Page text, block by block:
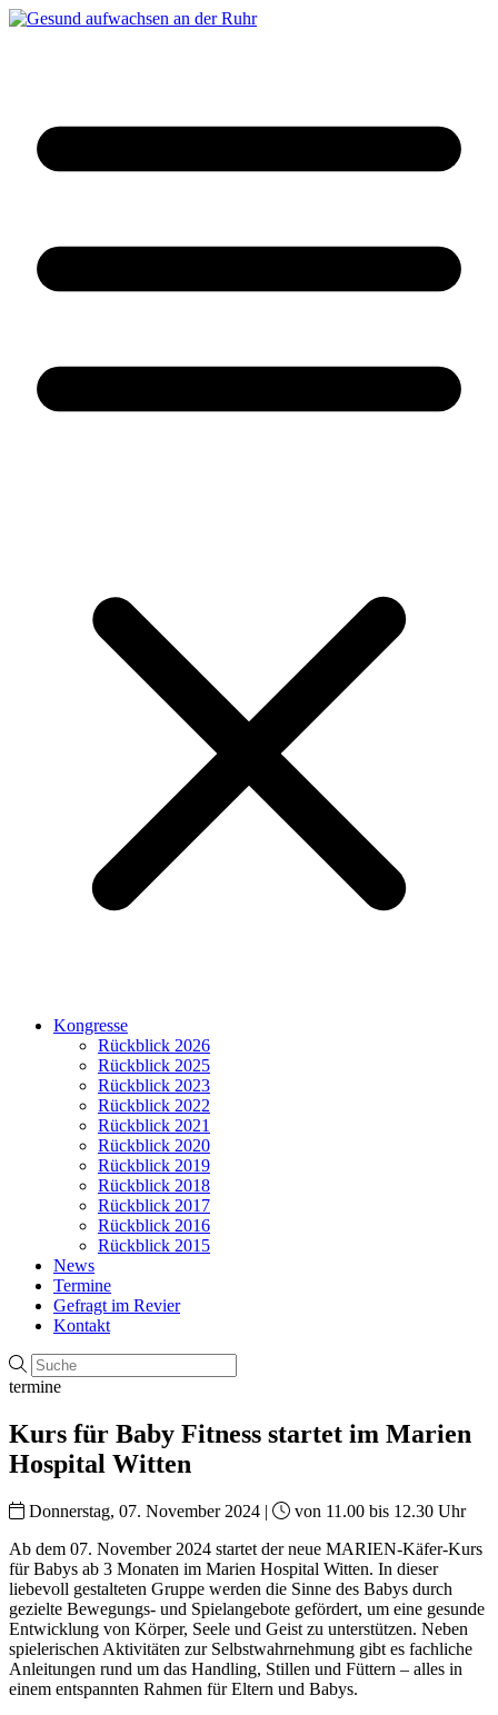
Kongresse
Rückblick 2026
Rückblick 2025
Rückblick 2023
Rückblick 2022
Rückblick 2021
Rückblick 2020
Rückblick 2019
Rückblick 2018
Rückblick 2017
Rückblick 2016
Rückblick 2015
News
Termine
Gefragt im Revier
Kontakt
termine
Kurs für Baby Fitness startet im Marien
Hospital Witten
Donnerstag, 07. November 2024 |
von 11.00 bis 12.30 Uhr
Ab dem 07. November 2024 startet der neue MARIEN-Käfer-Kurs
für Babys ab 3 Monaten im Marien Hospital Witten. In dieser
liebevoll gestalteten Gruppe werden die Sinne des Babys durch
gezielte Bewegungs- und Spielangebote gefördert, um eine gesunde
Entwicklung von Körper, Seele und Geist zu unterstützen. Neben
spielerischen Aktivitäten zur Selbstwahrnehmung gibt es fachliche
Anleitungen rund um das Handling, Stillen und Füttern – alles in
einem entspannten Rahmen für Eltern und Babys.